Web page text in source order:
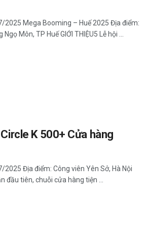
2025 Mega Booming – Huế 2025 Địa điểm:
Môn, TP Huế GIỚI THIỆU5 Lễ hội ...
K 500+ Cửa hàng
2025 Địa điểm: Công viên Yên Sở, Hà Nội
đầu tiên, chuỗi cửa hàng tiện ...